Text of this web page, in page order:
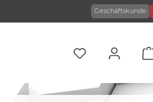
Geschäftskunde